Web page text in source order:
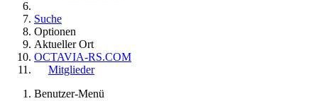
Suche
Optionen
Aktueller Ort
OCTAVIA-RS.COM
Mitglieder
Benutzer-Menü